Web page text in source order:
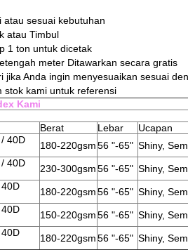
atau sesuai kebutuhan
atau Timbul
1 ton untuk dicetak
meter Ditawarkan secara gratis
Anda ingin menyesuaikan sesuai
stok kami untuk referensi
Kami
Berat Lebar
Ucapan
40D
180-220gsm56 "-65" Shiny,
40D
230-300gsm56 "-65" Shiny,
180-220gsm56 "-65" Shiny,
150-220gsm56 "-65" Shiny,
180-220gsm56 "-65" Shiny,